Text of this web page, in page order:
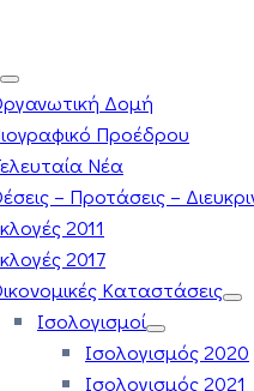
Δομή
Προέδρου
Νέα
– Προτάσεις –
2011
2017
Καταστάσεις
Ισολογισμοί
Ισολογισμός 2020
Ισολογισμός 2021